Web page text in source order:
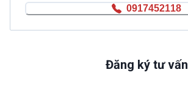
0917452118
Đăng ký tư vấn